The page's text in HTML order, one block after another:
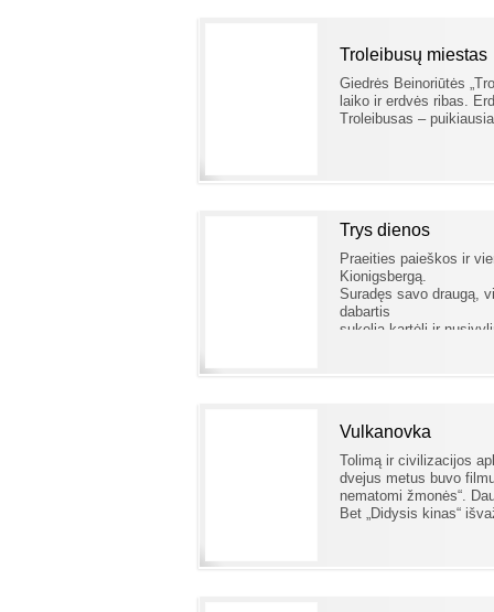
Troleibusų miestas
Giedrės Beinoriūtės
laiko ir erdvės ribas.
Troleibusas –
Trys dienos
Praeities paieškos ir
Kionigsbergą.
Suradęs savo draugą,
dabartis
sukelia kartėlį ir
Vulkanovka
Tolimą ir civilizacijos
dvejus metus buvo
nematomi žmonės“.
Bet „Didysis kinas“